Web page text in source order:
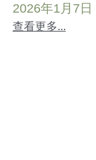
2026年1月7日
查看更多...